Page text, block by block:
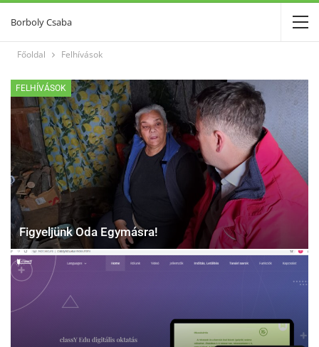
Borboly Csaba
Főoldal Felhívások
FELHÍVÁSOK
Figyeljünk Oda Egymásra!